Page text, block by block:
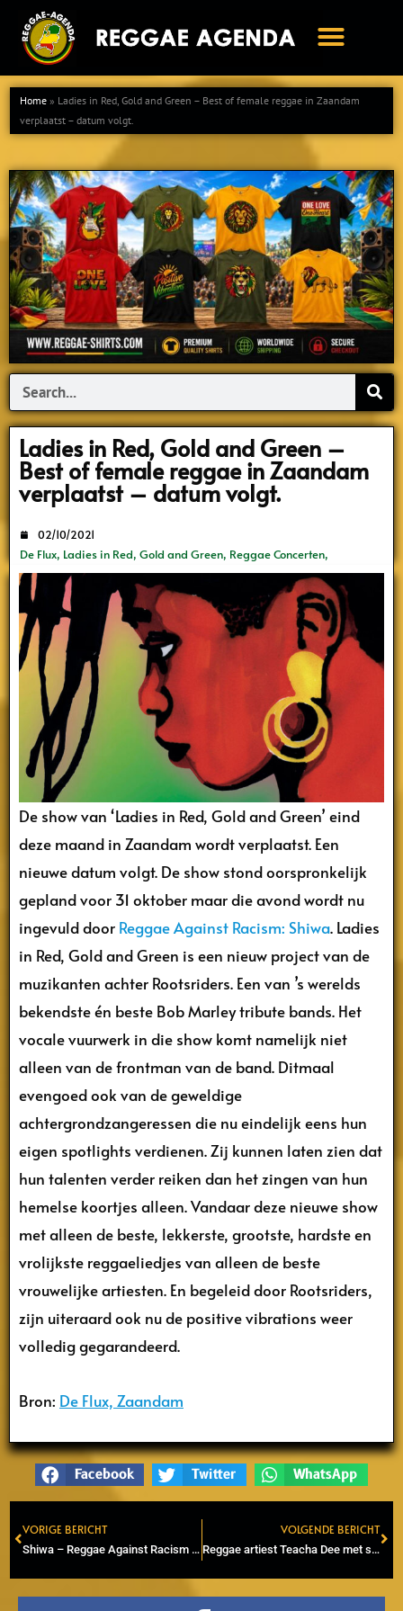
naar
inhoud
Home » Ladies in Red, Gold and Green – Best of female reggae in Zaandam
verplaatst – datum volgt.
Search
Ladies in Red, Gold and Green –
Best of female reggae in Zaandam
verplaatst – datum volgt.
De Flux, Ladies in Red, Gold and Green, Reggae Concerten,
Rootsriders,Zaandam
02/10/2021
De show van ‘Ladies in Red, Gold and Green’ eind
deze maand in Zaandam wordt verplaatst. Een
nieuwe datum volgt. De show stond oorspronkelijk
gepland voor 31 oktober maar die avond wordt nu
ingevuld door Reggae Against Racism: Shiwa. Ladies
in Red, Gold and Green is een nieuw project van de
muzikanten achter Rootsriders. Een van ’s werelds
bekendste én beste Bob Marley tribute bands. Het
vocale vuurwerk in die show komt namelijk niet
alleen van de frontman van de band. Ditmaal
evengoed ook van de geweldige
achtergrondzangeressen die nu eindelijk eens hun
eigen spotlights verdienen. Zij kunnen laten zien dat
hun talenten verder reiken dan het zingen van hun
hemelse koortjes alleen. Vandaar deze nieuwe show
met alleen de beste, lekkerste, grootste, hardste en
vrolijkste reggaeliedjes van alleen de beste
vrouwelijke artiesten. En begeleid door Rootsriders,
zijn uiteraard ook nu de positive vibrations weer
volledig gegarandeerd.
Bron: De Flux, Zaandam
Facebook Twitter WhatsApp
Prev
VORIGE BERICHT
Shiwa – Reggae Against Racism @ Podium Flux, Zaandam verplaatst naar 31 oktober 2021
VOLGENDE BERICHT
Reggae artiest Teacha Dee met song ‘Rastafari Way’ in nieuwe James Bond film ‘No Time To Die’.